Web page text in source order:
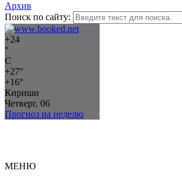
Архив
Поиск по сайту:
+24
°
C
+27°
+16°
Кириши
Четверг, 06
Прогноз на неделю
МЕНЮ